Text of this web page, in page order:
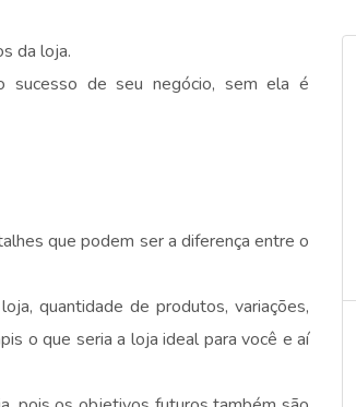
da loja.
sucesso de seu negócio, sem ela é
que podem ser a diferença entre o
quantidade de produtos, variações,
o que seria a loja ideal para você e aí